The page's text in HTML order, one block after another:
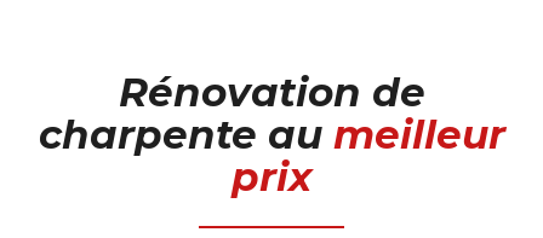
Rénovation de
charpente au meilleur
prix